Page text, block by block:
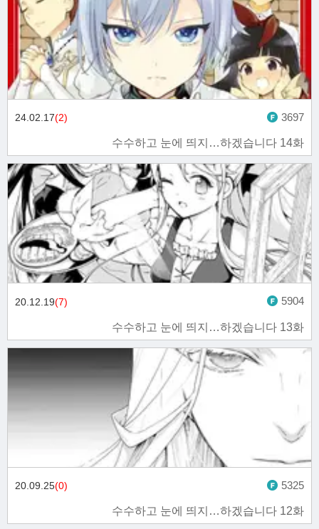
수수하고 눈에 띄지…하겠습니다 14화
24.02.17(2) 3697
수수하고 눈에 띄지…하겠습니다 13화
20.12.19(7) 5904
수수하고 눈에 띄지…하겠습니다 12화
20.09.25(0) 5325